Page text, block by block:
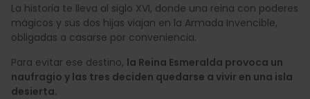
La historia te lleva al siglo XVI, donde una reina con poderes
mágicos y sus dos hijas viajan en la Armada Invencible,
obligadas a casarse por conveniencia.
Para evitar ese destino, la Reina Esmeralda provoca un
naufragio y las tres deciden quedarse a vivir en una isla
desierta.